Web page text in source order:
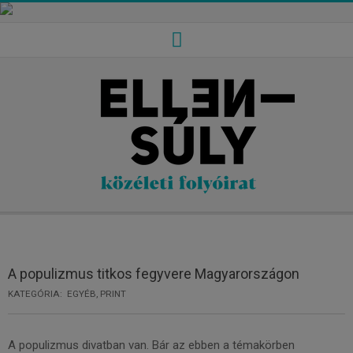
A populizmus titkos fegyvere Magyarországon
KATEGÓRIA: EGYÉB, PRINT
A populizmus divatban van. Bár az ebben a témakörben